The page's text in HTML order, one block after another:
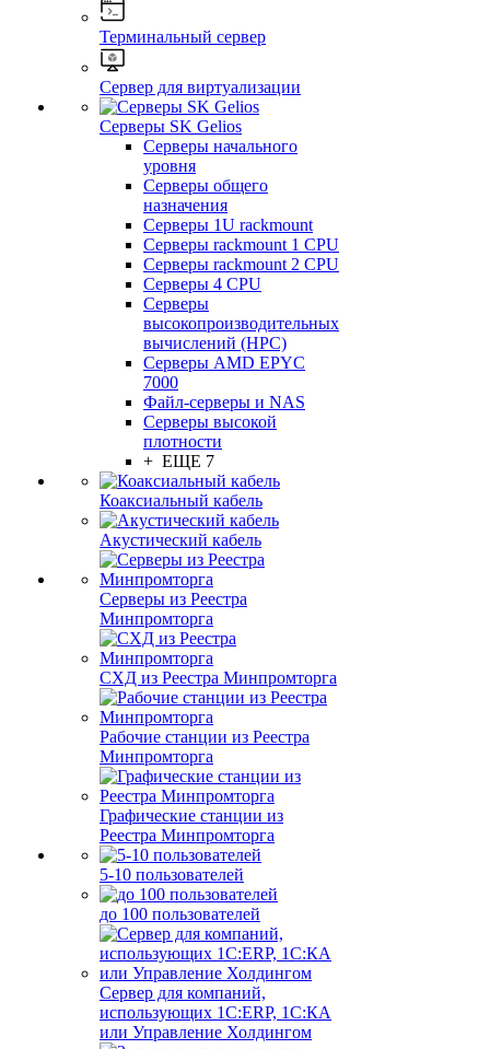
Терминальный сервер
Сервер для виртуализации
Серверы SK Gelios
Серверы начального
уровня
Серверы общего
назначения
Серверы 1U rackmount
Серверы rackmount 1 CPU
Серверы rackmount 2 CPU
Серверы 4 CPU
Серверы
высокопроизводительных
вычислений (HPC)
Серверы AMD EPYC
7000
Файл-серверы и NAS
Серверы высокой
плотности
+ ЕЩЕ 7
Коаксиальный кабель
Акустический кабель
Серверы из Реестра
Минпромторга
СХД из Реестра Минпромторга
Рабочие станции из Реестра
Минпромторга
Графические станции из
Реестра Минпромторга
5-10 пользователей
до 100 пользователей
Сервер для компаний,
использующих 1C:ERP, 1С:КА
или Управление Холдингом